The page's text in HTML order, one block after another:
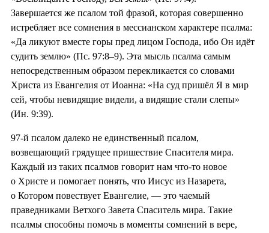
Завершается же псалом той фразой, которая совершенно
истребляет все сомнения в мессианском характере псалма:
«Да ликуют вместе горы пред лицом Господа, ибо Он идёт
судить землю» (Пс. 97:8–9). Эта мысль псалма самым
непосредственным образом перекликается со словами
Христа из Евангелия от Иоанна: «На суд пришёл Я в мир
сей, чтобы невидящие видели, а видящие стали слепы»
(Ин. 9:39).
97-й псалом далеко не единственный псалом,
возвещающий грядущее пришествие Спасителя мира.
Каждый из таких псалмов говорит нам что-то новое
о Христе и помогает понять, что Иисус из Назарета,
о Котором повествует Евангелие, — это чаемый
праведниками Ветхого Завета Спаситель мира. Такие
псалмы способны помочь в моменты сомнений в вере,